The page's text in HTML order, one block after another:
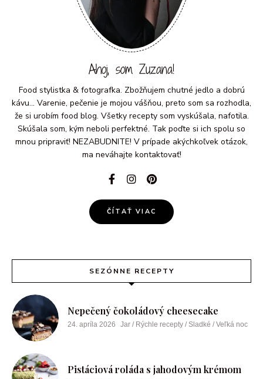
Ahoj, som Zuzana!
Food stylistka & fotografka. Zbožňujem chutné jedlo a dobrú
kávu... Varenie, pečenie je mojou vášňou, preto som sa rozhodla,
že si urobím food blog. Všetky recepty som vyskúšala, nafotila.
Skúšala som, kým neboli perfektné. Tak poďte si ich spolu so
mnou pripraviť! NEZABUDNITE! V prípade akýchkoľvek otázok,
ma neváhajte kontaktovať!
ČÍTAŤ VIAC
SEZÓNNE RECEPTY
Nepečený čokoládový cheesecake
24. apríla 2026 Jar / Rýchle recepty / Sladké / Veľká noc
Pistáciová roláda s jahodovým krémom